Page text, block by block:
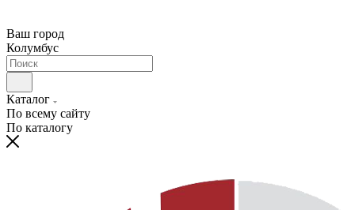
Ваш город
Колумбус
Каталог
По всему сайту
По каталогу